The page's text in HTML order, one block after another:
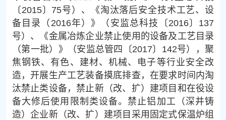
〔2015〕75号）、《淘汰落后安全技术工艺、设
备目录（2016年）》（安监总科技〔2016〕137
号）、《金属冶炼企业禁止使用的设备及工艺目录
（第一批）》（安监总管四〔2017〕142号），聚
焦钢铁、有色、建材、机械、电子等行业安全改
造，开展生产工艺装备摸底排查，在要求时间内淘
汰禁止类设备，禁止新（改、扩）建项目和在役设
备大修后使用限制类设备。禁止铝加工（深井铸
造）企业新（改、扩）建项目采用固定式保温炉组